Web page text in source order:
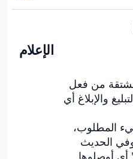
الإعلام
مشتقة من فعل
والإبلاغ أي
الحديث
أي أوصلوها